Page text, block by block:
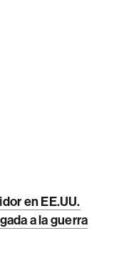
en EE.UU.
a la guerra